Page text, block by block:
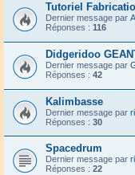
Tutoriel
Dernier message par
Réponses : 116
Didgeridoo
Dernier message par
Réponses : 42
Kalimbasse
Dernier message par
Réponses : 30
Spacedrum
Dernier message par
Réponses : 22